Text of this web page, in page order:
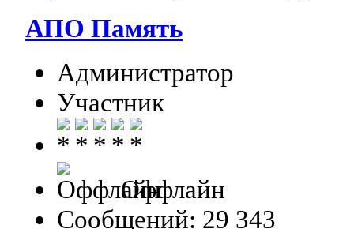
АПО Память
Администратор
Участник
Оффлайн
Сообщений: 29 343